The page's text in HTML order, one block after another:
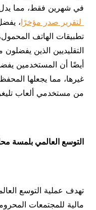
في شهرين فقط، مما يدل
لتقرير صدر مؤخرًا
التقليديين الذين
أيضًا أن المستخدمين
من مستخدمي ألعاب
التوسع العالمي بلمسة
تهدف عملية التوسع
مالية للمجتمعات